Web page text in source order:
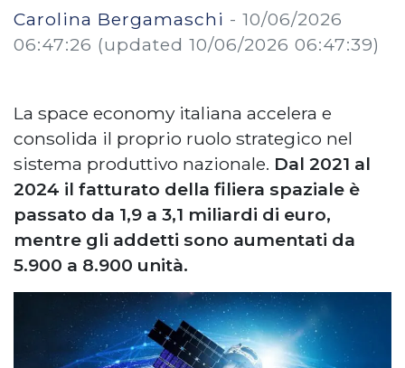
Carolina Bergamaschi - 10/06/2026
06:47:26 (updated 10/06/2026 06:47:39)
La space economy italiana accelera e
consolida il proprio ruolo strategico nel
sistema produttivo nazionale. Dal 2021 al
2024 il fatturato della filiera spaziale è
passato da 1,9 a 3,1 miliardi di euro,
mentre gli addetti sono aumentati da
5.900 a 8.900 unità.